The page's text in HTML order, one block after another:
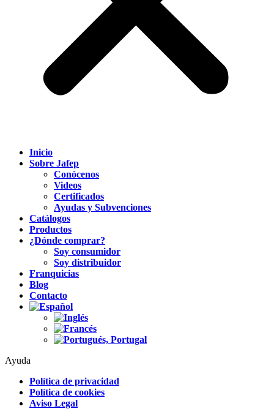
Inicio
Sobre Jafep
Conócenos
Videos
Certificados
Ayudas y Subvenciones
Catálogos
Productos
¿Dónde comprar?
Soy consumidor
Soy distribuidor
Franquicias
Blog
Contacto
Ayuda
Política de privacidad
Política de cookies
Aviso Legal